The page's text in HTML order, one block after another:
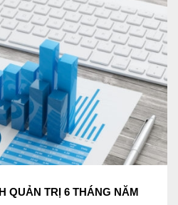
QUẢN TRỊ 6 THÁNG NĂM